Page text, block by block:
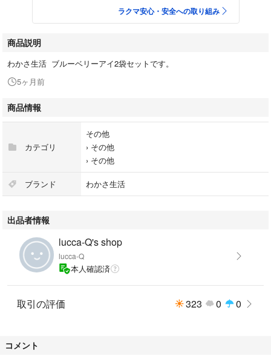
ラクマ安心・安全への取り組み
商品説明
わかさ生活 ブルーベリーアイ2袋セットです。
5ヶ月前
商品情報
カテゴリ
その他
› その他
› その他
ブランド わかさ生活
出品者情報
lucca-Q's shop
lucca-Q
本人確認済
取引の評価 323 0 0
コメント